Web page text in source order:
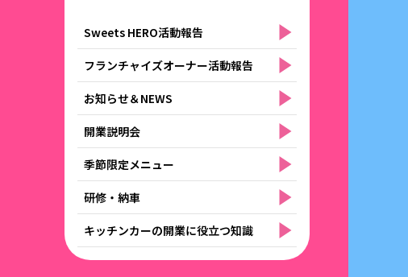
Sweets HERO活動報告
フランチャイズオーナー活動報告
お知らせ＆NEWS
開業説明会
季節限定メニュー
研修・納車
キッチンカーの開業に役立つ知識